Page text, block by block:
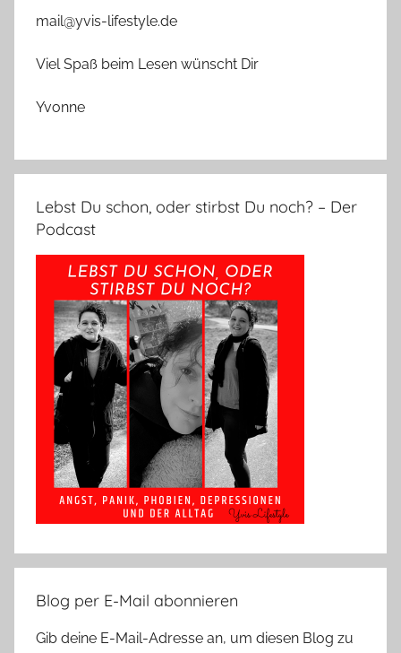
mail@yvis-lifestyle.de
Viel Spaß beim Lesen wünscht Dir
Yvonne
Lebst Du schon, oder stirbst Du noch? – Der
Podcast
Blog per E-Mail abonnieren
Gib deine E-Mail-Adresse an, um diesen Blog zu